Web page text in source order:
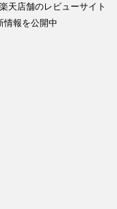
天店舗のレビューサイト
情報を公開中